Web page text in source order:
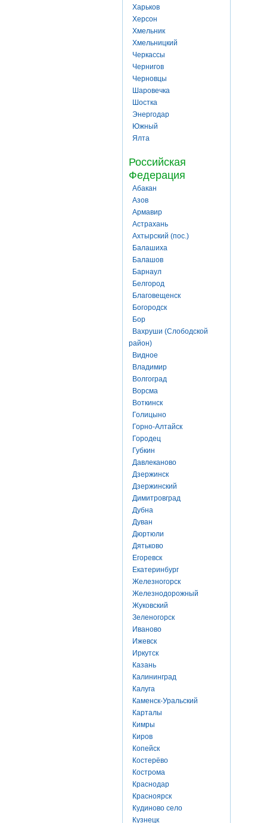
Харьков
Херсон
Хмельник
Хмельницкий
Черкассы
Чернигов
Черновцы
Шаровечка
Шостка
Энергодар
Южный
Ялта
Российская
Федерация
Абакан
Азов
Армавир
Астрахань
Ахтырский (пос.)
Балашиха
Балашов
Барнаул
Белгород
Благовещенск
Богородск
Бор
Вахруши (Слободской
район)
Видное
Владимир
Волгоград
Ворсма
Воткинск
Голицыно
Горно-Алтайск
Городец
Губкин
Давлеканово
Дзержинск
Дзержинский
Димитровград
Дубна
Дуван
Дюртюли
Дятьково
Егоревск
Екатеринбург
Железногорск
Железнодорожный
Жуковский
Зеленогорск
Иваново
Ижевск
Иркутск
Казань
Калининград
Калуга
Каменск-Уральский
Карталы
Кимры
Киров
Копейск
Костерёво
Кострома
Краснодар
Красноярск
Кудиново село
Кузнецк